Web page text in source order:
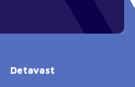
Detavast